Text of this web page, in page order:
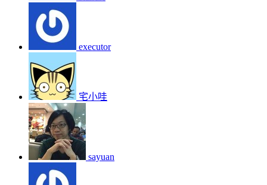
executor
宅小哇
sayuan